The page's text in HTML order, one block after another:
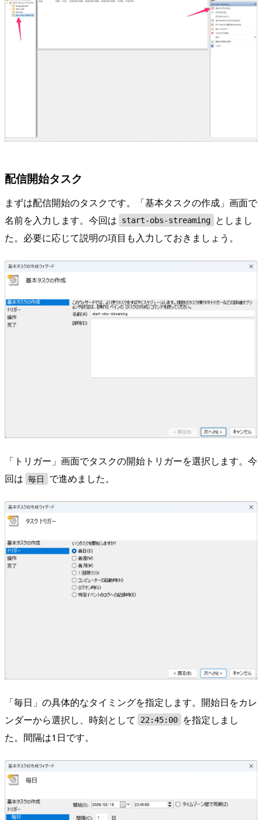
配信開始タスク
まずは配信開始のタスクです。「基本タスクの作成」画面で
名前を入力します。今回は
start-obs-streaming
としまし
た。必要に応じて説明の項目も入力しておきましょう。
「トリガー」画面でタスクの開始トリガーを選択します。今
回は 毎日 で進めました。
「毎日」の具体的なタイミングを指定します。開始日をカレ
ンダーから選択し、時刻として
22:45:00
を指定しまし
た。間隔は1日です。